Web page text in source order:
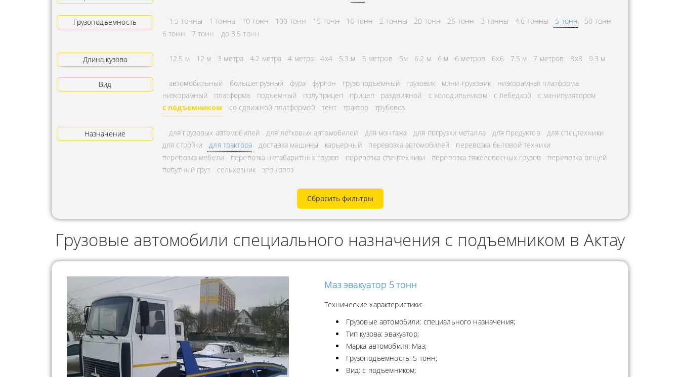
АРЕНДА ТРАКТОРА
УСЛУГИ АВТОКРАНА
АВИАПЕРЕВОЗКА
ГРУЗОПЕРЕВОЗКИ
ПЕРЕВОЗКИ
ИНДИВИДУАЛЬНЫЕ
ГРУЗОПЕРЕВОЗКИ
КОНТЕЙНЕРНЫЕ
ПЕРЕВОЗКИ
ЭКСПЕДИТОРА
ПЕРЕВОЗКА МУКИ
РАССЧИТАТЬ РАССТОЯНИЕ
ОХРАНА ГРУЗА
ПЕРЕВОЗКА КИСЛОРОДНЫХ
БАЛЛОНОВ
ПЕРЕВОЗКА
НЕФТЕПРОДУКТОВ
ГОРОДСКИЕ
МЕЖДУГОРОДНЫЕ
ПЕРЕВОЗКИ В БЕЛАРУСЬ
ПЕРЕВОЗКИ В
Грузоподъемность 1.5 тонны 1 тонна 10 тонн 100 тонн 15 тонн 16 тонн 2 тонны 20 тонн 25 тонн 3 тонны 4.6 тонны 5 тонн
50 тонн
6 тонн
7 тонн до 3.5 тонн
Длина кузова 12.5 м 12 м 3 метра 4.2 метра 4 метра 4x4 5.3 м 5 метров 5м 6.2 м 6 м 6 метров 6х6 7.5 м 7 метров 8х8 9.3 м
Вид автомобильный большегрузный фура фургон грузоподъемный грузовик мини-грузовик
низкорамная платформа
низкорамный
платформа подъемный полуприцеп прицеп раздвижной с холодильником с лебедкой
с манипулятором
с подъемником
со сдвижной платформой тент трактор трубовоз
Назначение для грузовых автомобилей для легковых автомобилей для монтажа для погрузки металла для продуктов
для спецтехники
для стройки
для трактора доставка машины карьерный перевозка автомобилей
перевозка бытовой техники
перевозка мебели
перевозка негабаритных грузов перевозка спецтехники перевозка тяжеловесных грузов
перевозка вещей
попутный груз
сельхозник зерновоз
Сбросить фильтры
Грузовые автомобили специального назначения с подъемником в Актау
Маз эвакуатор 5 тонн
Технические характеристики:
Грузовые автомобили: специального назначения;
Тип кузова: эвакуатор;
Марка автомобиля: Маз;
Грузоподъемность: 5 тонн;
Вид: с подъемником;